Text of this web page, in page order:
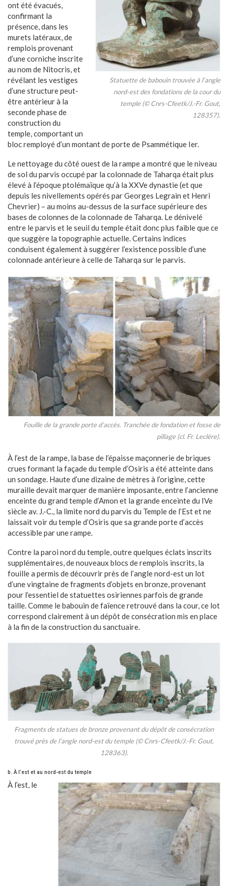
Statuette de babouin trouvée à l’angle
nord-est des fondations de la cour du
temple (© Cnrs-Cfeetk/J.-Fr. Gout,
128357).
ont été évacués,
confirmant la
présence, dans les
murets latéraux, de
remplois provenant
d’une corniche inscrite
au nom de Nitocris, et
révélant les vestiges
d’une structure peut-
être antérieur à la
seconde phase de
construction du
temple, comportant un
bloc remployé d’un montant de porte de Psammétique Ier.
Le nettoyage du côté ouest de la rampe a montré que le niveau
de sol du parvis occupé par la colonnade de Taharqa était plus
élevé à l’époque ptolémaïque qu’à la XXVe dynastie (et que
depuis les nivellements opérés par Georges Legrain et Henri
Chevrier) – au moins au-dessus de la surface supérieure des
bases de colonnes de la colonnade de Taharqa. Le dénivelé
entre le parvis et le seuil du temple était donc plus faible que ce
que suggère la topographie actuelle. Certains indices
conduisent également à suggérer l’existence possible d’une
colonnade antérieure à celle de Taharqa sur le parvis.
Fouille de la grande porte d’accès. Tranchée de fondation et fosse de
pillage (cl. Fr. Leclère).
À l’est de la rampe, la base de l’épaisse maçonnerie de briques
crues formant la façade du temple d’Osiris a été atteinte dans
un sondage. Haute d’une dizaine de mètres à l’origine, cette
muraille devait marquer de manière imposante, entre l’ancienne
enceinte du grand temple d’Amon et la grande enceinte du IVe
siècle av. J.-C., la limite nord du parvis du Temple de l’Est et ne
laissait voir du temple d’Osiris que sa grande porte d’accès
accessible par une rampe.
Contre la paroi nord du temple, outre quelques éclats inscrits
supplémentaires, de nouveaux blocs de remplois inscrits, la
fouille a permis de découvrir près de l’angle nord-est un lot
d’une vingtaine de fragments d’objets en bronze, provenant
pour l’essentiel de statuettes osiriennes parfois de grande
taille. Comme le babouin de faïence retrouvé dans la cour, ce lot
correspond clairement à un dépôt de consécration mis en place
à la fin de la construction du sanctuaire.
Fragments de statues de bronze provenant du dépôt de consécration
trouvé près de l’angle nord-est du temple (© Cnrs-Cfeetk/J.-Fr. Gout,
128363).
b. À l’est et au nord-est du temple
À l’est, le